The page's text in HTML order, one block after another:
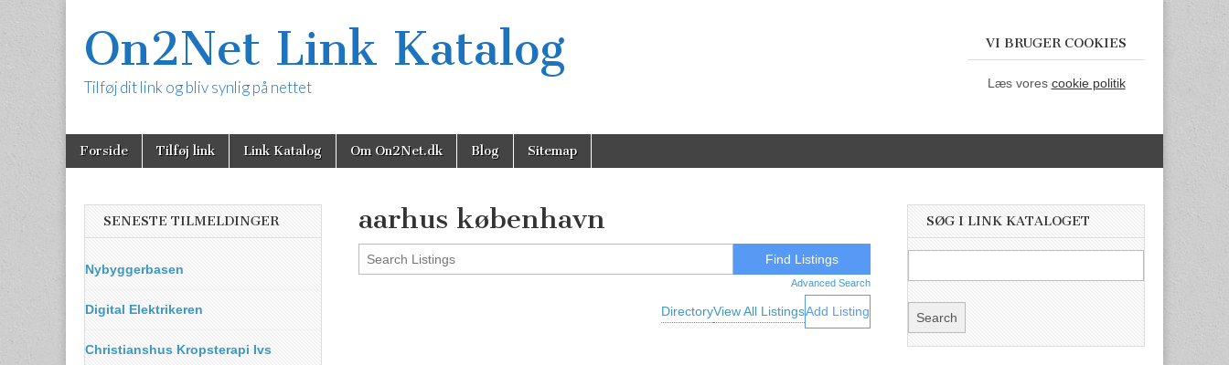
On2Net Link Katalog
Tilføj dit link og bliv synlig på nettet
VI BRUGER COOKIES
Læs vores cookie politik
Main
menu
Skip
Forside Tilføj link Link Katalog Om On2Net.dk Blog Sitemap
aarhus københavn
Advanced Search
DirectoryView All ListingsAdd Listing
SENESTE TILMELDINGER
Nybyggerbasen
Digital Elektrikeren
Christianshus Kropsterapi Ivs
SØG I LINK KATALOGET